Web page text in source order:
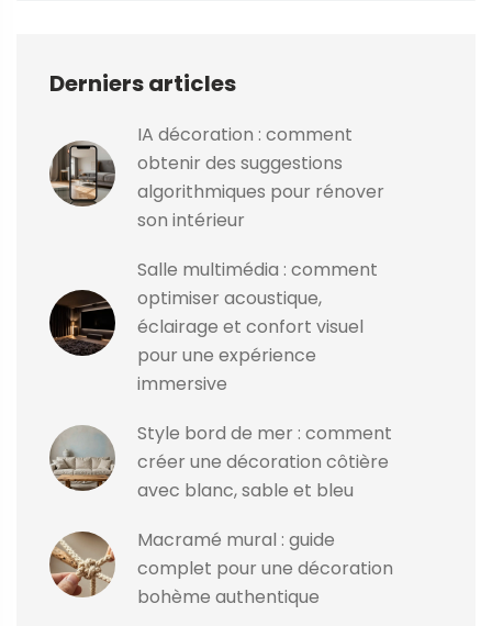
Derniers articles
IA décoration : comment
obtenir des suggestions
algorithmiques pour rénover
son intérieur
Salle multimédia : comment
optimiser acoustique,
éclairage et confort visuel
pour une expérience
immersive
Style bord de mer : comment
créer une décoration côtière
avec blanc, sable et bleu
Macramé mural : guide
complet pour une décoration
bohème authentique